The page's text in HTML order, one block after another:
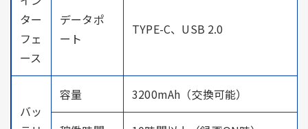
ター
フェ
ース
データポ
ート
TYPE-C、USB 2.0
バッ
容量 3200mAh（交換可能）